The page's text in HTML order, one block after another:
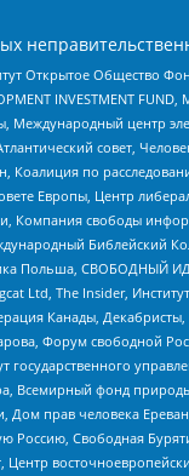
Открытое Общество
INVESTMENT
Международный центр
совет,
по
Европы, Центр
свободы
Библейский
Польша, СВОБОДНЫЙ
Ltd, The Insider,
Канады,
Форум свободной
государственного
Всемирный фонд
Дом прав человека
Россию, Свободная
Центр